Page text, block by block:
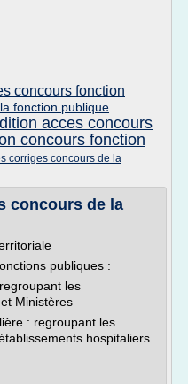
concours fonction
fonction publique
acces concours
concours fonction
corriges concours de la
concours de la
publiques :
les
Ministères
: regroupant les
hospitaliers